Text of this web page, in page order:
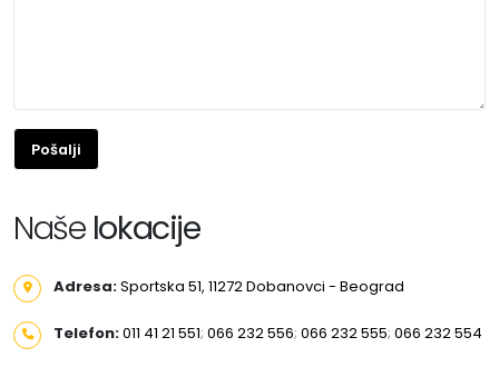
Našelokacije
Adresa:Sportska 51, 11272 Dobanovci - Beograd
Telefon:011 41 21 551; 066 232 556; 066 232 555; 066 232 554